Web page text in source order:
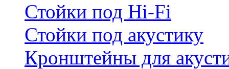
Стойки под Hi-Fi
Стойки под акустику
Кронштейны для